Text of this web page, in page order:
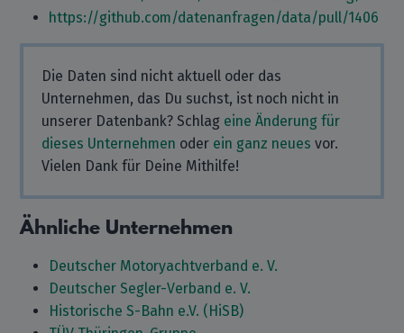
https://github.com/datenanfragen/data/pull/1406
Die Daten sind nicht aktuell oder das
Unternehmen, das Du suchst, ist noch nicht in
unserer Datenbank? Schlag eine Änderung für
dieses Unternehmen oder ein ganz neues vor.
Vielen Dank für Deine Mithilfe!
Ähnliche Unternehmen
Deutscher Motoryachtverband e. V.
Deutscher Segler-Verband e. V.
Historische S-Bahn e.V. (HiSB)